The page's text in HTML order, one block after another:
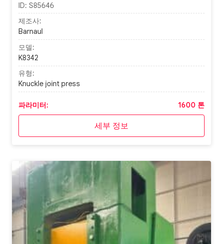
ID: S85646
제조사:
Barnaul
모델:
K8342
유형:
Knuckle joint press
파라미터: 1600 톤
세부 정보